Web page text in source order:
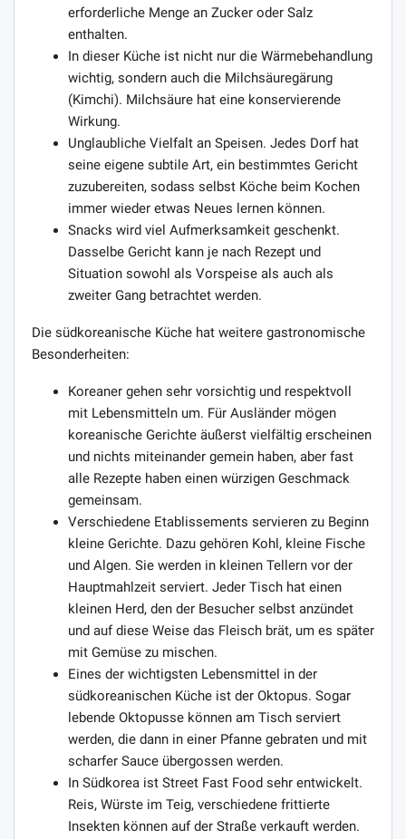
erforderliche Menge an Zucker oder Salz
enthalten.
In dieser Küche ist nicht nur die Wärmebehandlung
wichtig, sondern auch die Milchsäuregärung
(Kimchi). Milchsäure hat eine konservierende
Wirkung.
Unglaubliche Vielfalt an Speisen. Jedes Dorf hat
seine eigene subtile Art, ein bestimmtes Gericht
zuzubereiten, sodass selbst Köche beim Kochen
immer wieder etwas Neues lernen können.
Snacks wird viel Aufmerksamkeit geschenkt.
Dasselbe Gericht kann je nach Rezept und
Situation sowohl als Vorspeise als auch als
zweiter Gang betrachtet werden.
Die südkoreanische Küche hat weitere gastronomische
Besonderheiten:
Koreaner gehen sehr vorsichtig und respektvoll
mit Lebensmitteln um. Für Ausländer mögen
koreanische Gerichte äußerst vielfältig erscheinen
und nichts miteinander gemein haben, aber fast
alle Rezepte haben einen würzigen Geschmack
gemeinsam.
Verschiedene Etablissements servieren zu Beginn
kleine Gerichte. Dazu gehören Kohl, kleine Fische
und Algen. Sie werden in kleinen Tellern vor der
Hauptmahlzeit serviert. Jeder Tisch hat einen
kleinen Herd, den der Besucher selbst anzündet
und auf diese Weise das Fleisch brät, um es später
mit Gemüse zu mischen.
Eines der wichtigsten Lebensmittel in der
südkoreanischen Küche ist der Oktopus. Sogar
lebende Oktopusse können am Tisch serviert
werden, die dann in einer Pfanne gebraten und mit
scharfer Sauce übergossen werden.
In Südkorea ist Street Fast Food sehr entwickelt.
Reis, Würste im Teig, verschiedene frittierte
Insekten können auf der Straße verkauft werden.